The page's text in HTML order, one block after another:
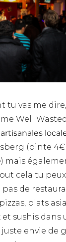
vas me dire,
Well
(pinte 4€
mais
cela tu
pas de
plats
sushis dans
juste envie de